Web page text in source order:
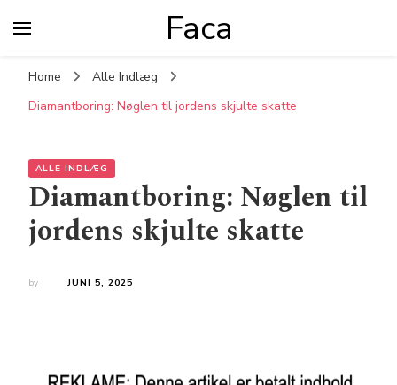
Faca
Home
Alle Indlæg
Diamantboring: Nøglen til jordens skjulte skatte
ALLE INDLÆG
Diamantboring: Nøglen til
jordens skjulte skatte
by JUNI 5, 2025